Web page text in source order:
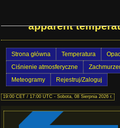
Prognoza pogody
apparent
Strona główna Temperatura
Ciśnienie atmosferyczne
Meteogramy
Rejestruj/Zaloguj
19:00 CET / 17:00 UTC - Sobota, 08 Sierpnia 2026 r.